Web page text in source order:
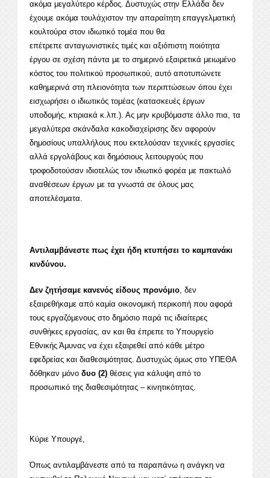
ακόμα μεγαλύτερο κέρδος. Δυστυχώς στην Ελλάδα δεν
έχουμε ακόμα τουλάχιστον την απαραίτητη επαγγελματική
κουλτούρα στον ιδιωτικό τομέα που θα
επέτρεπε ανταγωνιστικές τιμές και αξιόπιστη ποιότητα
έργου σε σχέση πάντα με το σημερινό εξαιρετικά μειωμένο
κόστος του πολιτικού προσωπικού, αυτό αποτυπώνετε
καθημερινά στη πλειονότητα των περιπτώσεων όπου έχει
εισχωρήσει ο ιδιωτικός τομέας (κατασκευές έργων
υποδομής, κτιριακά κ.λπ.). Ας μην κρυβόμαστε άλλο πια, τα
μεγαλύτερα σκάνδαλα κακοδιαχείρισης δεν αφορούν
δημοσίους υπαλλήλους που εκτελούσαν τεχνικές εργασίες
αλλά εργολάβους και δημόσιους λειτουργούς που
τροφοδοτούσαν ιδιοτελώς τον ιδιωτικό φορέα με πακτωλό
αναθέσεων έργων με τα γνωστά σε όλους μας
αποτελέσματα.
Αντιλαμβάνεστε πως έχει ήδη κτυπήσει το καμπανάκι
κινδύνου.
Δεν ζητήσαμε κανενός είδους προνόμιο, δεν
εξαιρεθήκαμε από καμία οικονομική περικοπή που αφορά
τους εργαζόμενους στο δημόσιο παρά τις ιδιαίτερες
συνθήκες εργασίας, αν και θα έπρεπε το Υπουργείο
Εθνικής Άμυνας να έχει εξαιρεθεί από κάθε μέτρο
εφεδρείας και διαθεσιμότητας. Δυστυχώς όμως στο ΥΠΕΘΑ
δόθηκαν μόνο δυο (2) θέσεις για κάλυψη από το
προσωπικό της διαθεσιμότητας – κινητικότητας.
Κύριε Υπουργέ,
Όπως αντιλαμβάνεστε από τα παραπάνω η ανάγκη να